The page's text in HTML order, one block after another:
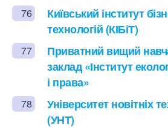
76
Київський інститут
технологій (КІБіТ)
77
Приватний вищий
заклад «Інститут
і права»
78
Університет новітніх
(УНТ)